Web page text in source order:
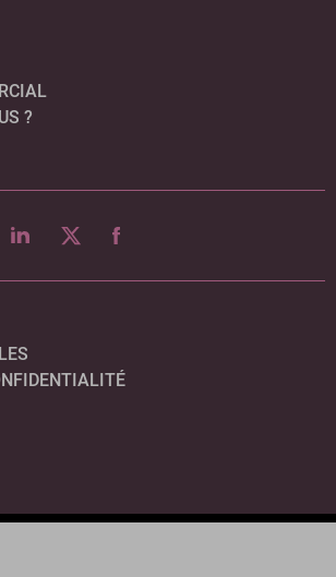
?
LINKEDINTWITTERFACEBOOK